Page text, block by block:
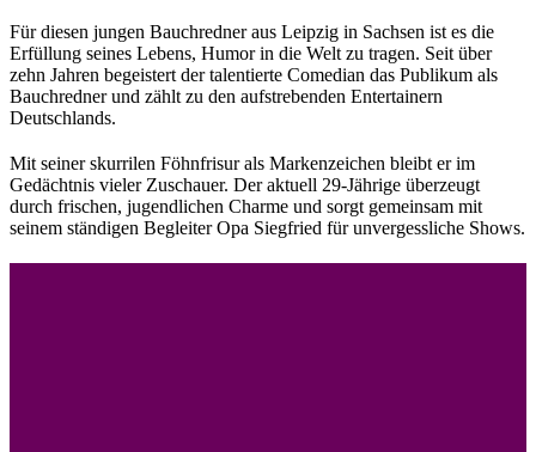
Für diesen jungen Bauchredner aus Leipzig in Sachsen ist es die
Erfüllung seines Lebens, Humor in die Welt zu tragen. Seit über
zehn Jahren begeistert der talentierte Comedian das Publikum als
Bauchredner und zählt zu den aufstrebenden Entertainern
Deutschlands.
Mit seiner skurrilen Föhnfrisur als Markenzeichen bleibt er im
Gedächtnis vieler Zuschauer. Der aktuell 29-Jährige überzeugt
durch frischen, jugendlichen Charme und sorgt gemeinsam mit
seinem ständigen Begleiter Opa Siegfried für unvergessliche Shows.